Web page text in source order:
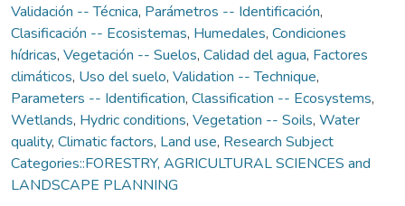
Validación -- Técnica, Parámetros -- Identificación,
Clasificación -- Ecosistemas, Humedales, Condiciones
hídricas, Vegetación -- Suelos, Calidad del agua, Factores
climáticos, Uso del suelo, Validation -- Technique,
Parameters -- Identification, Classification -- Ecosystems,
Wetlands, Hydric conditions, Vegetation -- Soils, Water
quality, Climatic factors, Land use, Research Subject
Categories::FORESTRY, AGRICULTURAL SCIENCES and
LANDSCAPE PLANNING